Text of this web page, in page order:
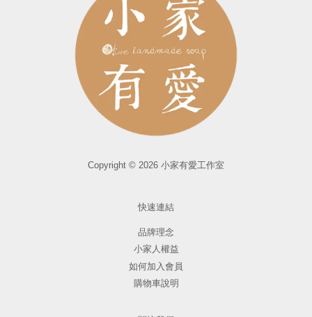
Copyright © 2026 小家有愛工作室
快速連結
品牌理念
小家人權益
如何加入會員
購物車說明